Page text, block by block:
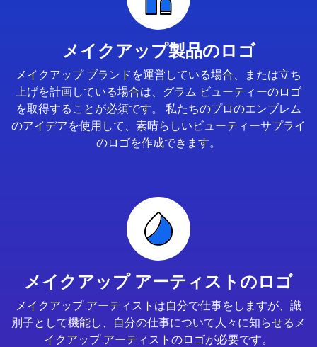
メイクアップ製品のロゴ
メイクアップ ブランドを運営している場合、または立ち
上げを計画している場合は、グラム ビューティーのロゴ
を取得することが必須です。 私たちのプロのエンブレム
のアイデアを使用して、素晴らしいビューティーサプライ
のロゴを作成できます。
メイクアップ アーティストのロゴ
メイクアップ アーティストは自分で仕事をしますが、識
別子として機能し、自分の仕事について人々に知らせるメ
イクアップ アーティストのロゴが必要です。